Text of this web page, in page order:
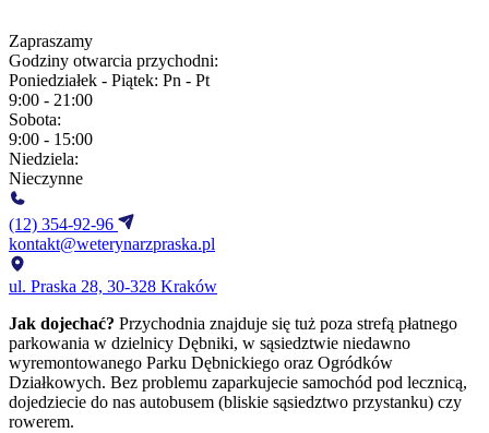
Zapraszamy
Godziny otwarcia przychodni:
Poniedziałek - Piątek: Pn - Pt
9:00 - 21:00
Sobota:
9:00 - 15:00
Niedziela:
Nieczynne
(12) 354-92-96
kontakt@weterynarzpraska.pl
ul. Praska 28, 30-328 Kraków
Jak dojechać? Przychodnia znajduje się tuż poza strefą płatnego
parkowania w dzielnicy Dębniki, w sąsiedztwie niedawno
wyremontowanego Parku Dębnickiego oraz Ogródków
Działkowych. Bez problemu zaparkujecie samochód pod lecznicą,
dojedziecie do nas autobusem (bliskie sąsiedztwo przystanku) czy
rowerem.